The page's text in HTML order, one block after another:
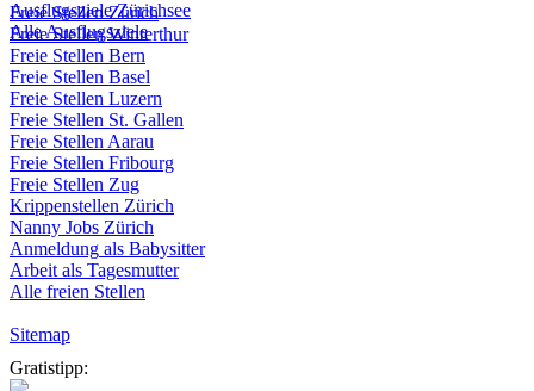
Ausflugsziele Zürichsee
Alle Ausflugsziele
Freie Stellen Zürich
Freie StellenWinterthur
Freie Stellen Bern
Freie Stellen Basel
Freie Stellen Luzern
Freie Stellen St. Gallen
Freie Stellen Aarau
Freie Stellen Fribourg
Freie Stellen Zug
Krippenstellen Zürich
Nanny Jobs Zürich
Anmeldung als Babysitter
Arbeit als Tagesmutter
Alle freien Stellen
Sitemap
Gratistipp: